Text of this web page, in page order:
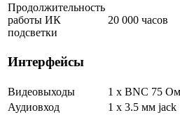
Продолжительность
работы ИК
подсветки
20 000 часов
Интерфейсы
Видеовыходы
1 x BNC 75 Ом
Аудиовход
1 х 3.5 мм jack